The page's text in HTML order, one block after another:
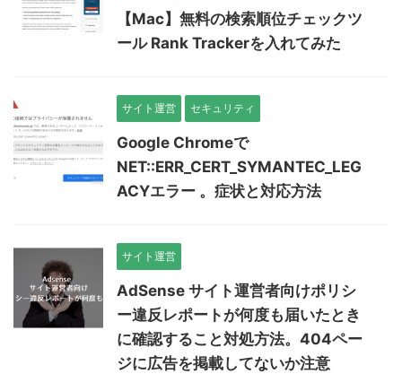
【Mac】無料の検索順位チェックツ
ール Rank Trackerを入れてみた
サイト運営 セキュリティ
Google Chromeで
NET::ERR_CERT_SYMANTEC_LEG
ACYエラー 。症状と対応方法
サイト運営
AdSense サイト運営者向けポリシ
ー違反レポートが何度も届いたとき
に確認すること対処方法。404ペー
ジに広告を掲載してないか注意